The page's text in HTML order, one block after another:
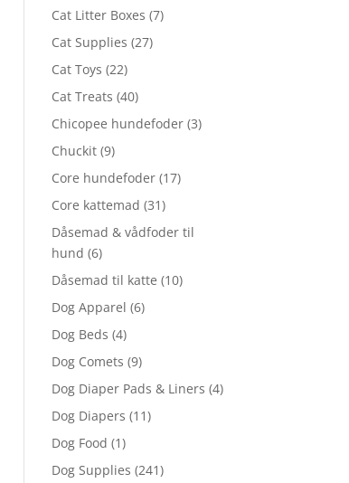
Cat Litter Boxes (7)
Cat Supplies (27)
Cat Toys (22)
Cat Treats (40)
Chicopee hundefoder (3)
Chuckit (9)
Core hundefoder (17)
Core kattemad (31)
Dåsemad & vådfoder til
hund (6)
Dåsemad til katte (10)
Dog Apparel (6)
Dog Beds (4)
Dog Comets (9)
Dog Diaper Pads & Liners (4)
Dog Diapers (11)
Dog Food (1)
Dog Supplies (241)